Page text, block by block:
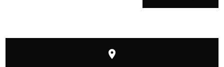
place